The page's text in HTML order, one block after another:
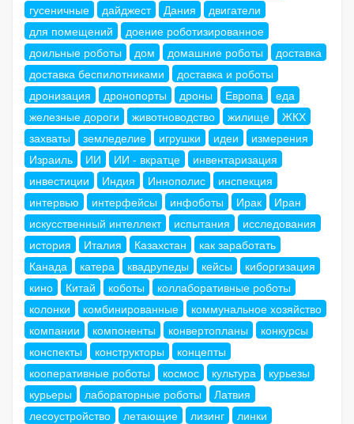
гусеничные
дайджест Дания
двигатели
для помещений
доение роботизированное
доильные роботы
дом домашние роботы
доставка
доставка беспилотниками
доставка и роботы
дронизация
дронопорты дроны Европа
еда
железные дороги
животноводство жилище
ЖКХ
захваты
земледелие игрушки идеи
измерения
Израиль
ИИ ИИ - вкратце
инвентаризация
инвестиции
Индия Иннополис
инспекция
интервью
интерфейсы инфоботы Ирак
Иран
искусственный интеллект
испытания
исследования
история
Италия Казахстан
как заработать
Канада
катера квадрупеды кейсы
киборгизация
кино
Китай коботы
коллаборативные роботы
колонки
комбинированные
коммунальное хозяйство
компании
компоненты конвертопланы
конкурсы
конспекты
конструкторы
концепты
кооперативные роботы
космос культура
курьезы
курьеры
лабораторные роботы
Латвия
лесоустройство
летающие лизинг
линки